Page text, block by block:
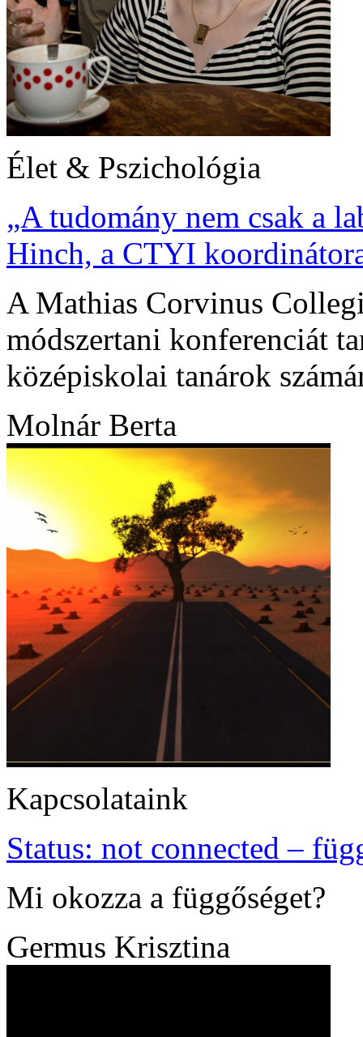
Élet & Pszichológia
„A tudomány nem csak a
Hinch, a CTYI
A Mathias Corvinus
módszertani konferenciát
középiskolai tanárok
Molnár Berta
Kapcsolataink
Status: not connected –
Mi okozza a függőséget?
Germus Krisztina